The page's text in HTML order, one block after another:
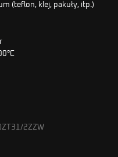
(teflon, klej, pakuły, itp.)
2ZZW